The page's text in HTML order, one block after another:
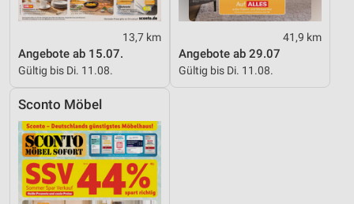
13,7 km
Angebote ab 15.07.
Gültig bis Di. 11.08.
41,9 km
Angebote ab 29.07
Gültig bis Di. 11.08.
Sconto Möbel